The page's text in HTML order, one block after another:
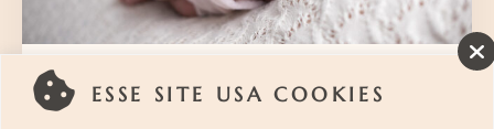
ESSE SITE USA COOKIES
Onde fazer ensaio newborn – Conheça o